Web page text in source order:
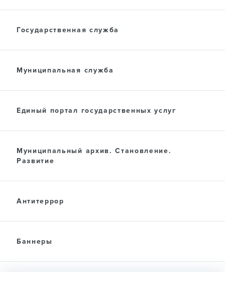
Государственная служба
Муниципальная служба
Единый портал государственных услуг
Муниципальный архив. Становление.
Развитие
Антитеррор
Баннеры